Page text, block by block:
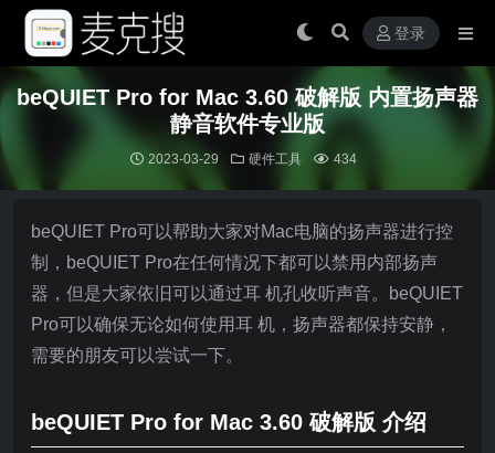
登录
beQUIET Pro for Mac 3.60 破解版 内置扬声器
静音软件专业版
2023-03-29 硬件工具 434
beQUIET Pro可以帮助大家对Mac电脑的扬声器进行控
制，beQUIET Pro在任何情况下都可以禁用内部扬声
器，但是大家依旧可以通过耳 机孔收听声音。beQUIET
Pro可以确保无论如何使用耳 机，扬声器都保持安静，
需要的朋友可以尝试一下。
beQUIET Pro for Mac 3.60 破解版 介绍